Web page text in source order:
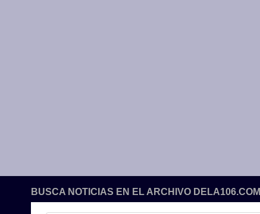
BUSCA NOTICIAS EN EL ARCHIVO DELA106.COM